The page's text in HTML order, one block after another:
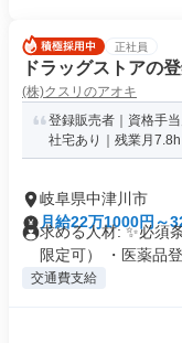
正社員
ドラッグストアの
(株)クスリのアオキ
登録販売者｜資格手
社宅あり｜残業月7.8h
岐阜県中津川市
月給22万1000円～
求める人材: ✨必須
限定可） ・医薬品登
交通費支給